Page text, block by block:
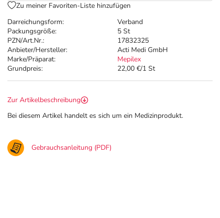
Darreichungsform:
Verband
Packungsgröße:
5 St
PZN/Art.Nr.:
17832325
Anbieter/Hersteller:
Acti Medi GmbH
Marke/Präparat:
Mepilex
Grundpreis:
22,00 €/1 St
Zu meiner Favoriten-Liste hinzufügen
Zur Artikelbeschreibung
Bei diesem Artikel handelt es sich um ein Medizinprodukt.
Gebrauchsanleitung (PDF)